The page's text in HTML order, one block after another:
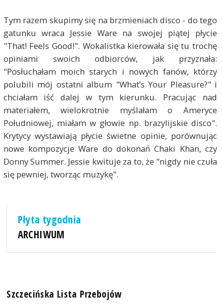
Tym razem skupimy się na brzmieniach disco - do tego
gatunku wraca Jessie Ware na swojej piątej płycie
"That! Feels Good!". Wokalistka kierowała się tu trochę
opiniami swoich odbiorców, jak przyznała:
"Posłuchałam moich starych i nowych fanów, którzy
polubili mój ostatni album "What’s Your Pleasure?" i
chciałam iść dalej w tym kierunku. Pracując nad
materiałem, wielokrotnie myślałam o Ameryce
Południowej, miałam w głowie np. brazylijskie disco".
Krytycy wystawiają płycie świetne opinie, porównując
nowe kompozycje Ware do dokonań Chaki Khan, czy
Donny Summer. Jessie kwituje za to, że "nigdy nie czuła
się pewniej, tworząc muzykę".
Płyta tygodnia
ARCHIWUM
Szczecińska Lista Przebojów